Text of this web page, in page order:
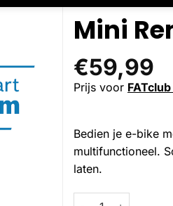
Mini
€59,99
Prijs voor
Bedien je e-bike
multifunctioneel.
laten.
Mini Remote, 22,2
Alternative: